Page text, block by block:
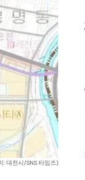
: 대전시/SNS 타임즈)